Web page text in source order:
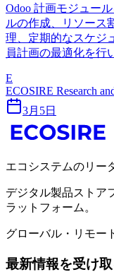
Odoo 計画モジュー
ルの作成、リソース
理、定期的なスケジ
員計画の最適化を行
E
ECOSIRE Research
3月5日
エコシステムのリー
デジタル製品ストア
ラットフォーム。
グローバル・リモー
最新情報を受け